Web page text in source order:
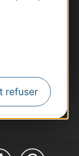
refuser
des
de sorties.